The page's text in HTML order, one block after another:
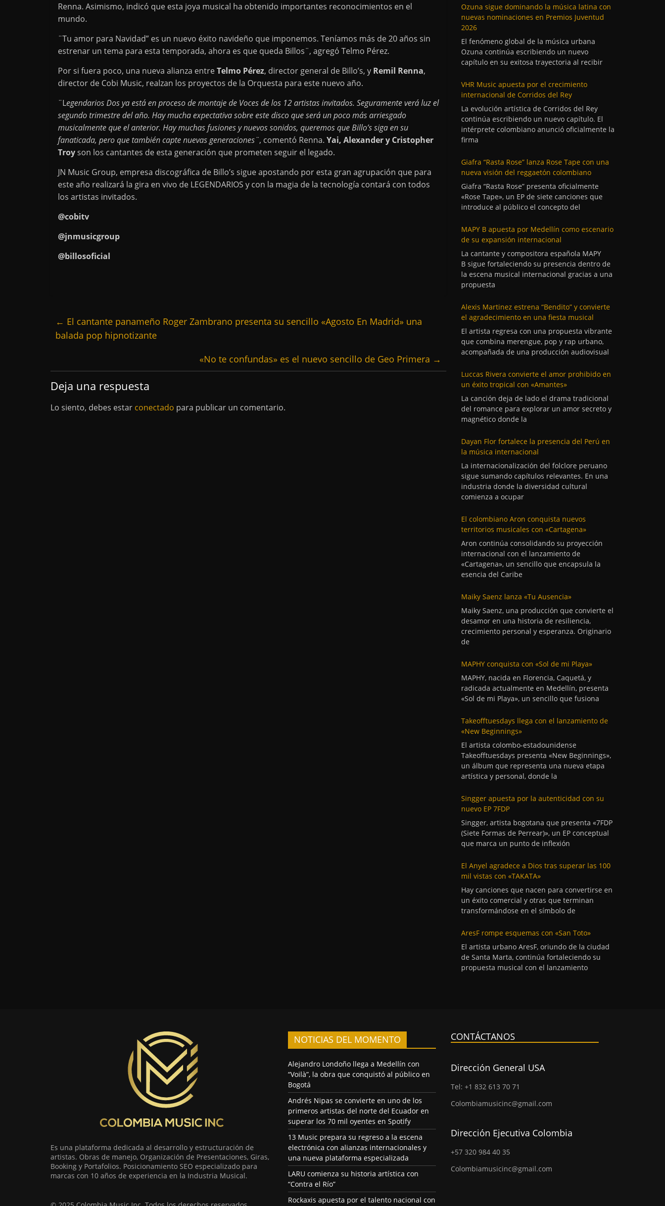
Renna. Asimismo, indicó que esta joya musical ha obtenido importantes reconocimientos en el
mundo.
¨Tu amor para Navidad” es un nuevo éxito navideño que imponemos. Teníamos más de 20 años sin
estrenar un tema para esta temporada, ahora es que queda Billos¨, agregó Telmo Pérez.
Por si fuera poco, una nueva alianza entreTelmo Pérez, director general de Billo’s, y Remil Renna,
director de Cobi Music, realzan los proyectos de la Orquesta para este nuevo año.
¨Legendarios Dos ya está en proceso de montaje de Voces de los 12 artistas invitados. Seguramente verá luz el
segundo trimestre del año. Hay mucha expectativa sobre este disco que será un poco más arriesgado
musicalmente que el anterior. Hay muchas fusiones y nuevos sonidos, queremos que Billo’s siga en su
fanaticada, pero que también capte nuevas generaciones¨, comentó Renna. Yai, Alexander y Cristopher
Troyson los cantantes de esta generación que prometen seguir el legado.
JN Music Group, empresa discográfica de Billo’s sigue apostando por esta gran agrupación que para
este año realizará la gira en vivo de LEGENDARIOS y con la magia de la tecnología contará con todos
los artistas invitados.
@cobitv
@jnmusicgroup
@billosoficial
← El cantante panameño Roger Zambrano presenta su sencillo «Agosto En Madrid» una
balada pop hipnotizante
«No te confundas» es el nuevo sencillo de Geo Primera →
Deja una respuesta
Lo siento, debes estar conectado para publicar un comentario.
Ozuna sigue dominando la música latina con
nuevas nominaciones en Premios Juventud
2026
El fenómeno global de la música urbana
Ozuna continúa escribiendo un nuevo
capítulo en su exitosa trayectoria al recibir
VHR Music apuesta por el crecimiento
internacional de Corridos del Rey
La evolución artística de Corridos del Rey
continúa escribiendo un nuevo capítulo. El
intérprete colombiano anunció oficialmente la
firma
Giafra “Rasta Rose” lanza Rose Tape con una
nueva visión del reggaetón colombiano
Giafra “Rasta Rose” presenta oficialmente
«Rose Tape», un EP de siete canciones que
introduce al público el concepto del
MAPY B apuesta por Medellín como escenario
de su expansión internacional
La cantante y compositora española MAPY
B sigue fortaleciendo su presencia dentro de
la escena musical internacional gracias a una
propuesta
Alexis Martinez estrena “Bendito” y convierte
el agradecimiento en una fiesta musical
El artista regresa con una propuesta vibrante
que combina merengue, pop y rap urbano,
acompañada de una producción audiovisual
Luccas Rivera convierte el amor prohibido en
un éxito tropical con «Amantes»
La canción deja de lado el drama tradicional
del romance para explorar un amor secreto y
magnético donde la
Dayan Flor fortalece la presencia del Perú en
la música internacional
La internacionalización del folclore peruano
sigue sumando capítulos relevantes. En una
industria donde la diversidad cultural
comienza a ocupar
El colombiano Aron conquista nuevos
territorios musicales con «Cartagena»
Aron continúa consolidando su proyección
internacional con el lanzamiento de
«Cartagena», un sencillo que encapsula la
esencia del Caribe
Maiky Saenz lanza «Tu Ausencia»
Maiky Saenz, una producción que convierte el
desamor en una historia de resiliencia,
crecimiento personal y esperanza. Originario
de
MAPHY conquista con «Sol de mi Playa»
MAPHY, nacida en Florencia, Caquetá, y
radicada actualmente en Medellín, presenta
«Sol de mi Playa», un sencillo que fusiona
Takeofftuesdays llega con el lanzamiento de
«New Beginnings»
El artista colombo-estadounidense
Takeofftuesdays presenta «New Beginnings»,
un álbum que representa una nueva etapa
artística y personal, donde la
Singger apuesta por la autenticidad con su
nuevo EP 7FDP
Singger, artista bogotana que presenta «7FDP
(Siete Formas de Perrear)», un EP conceptual
que marca un punto de inflexión
El Anyel agradece a Dios tras superar las 100
mil vistas con «TAKATA»
Hay canciones que nacen para convertirse en
un éxito comercial y otras que terminan
transformándose en el símbolo de
AresF rompe esquemas con «San Toto»
El artista urbano AresF, oriundo de la ciudad
de Santa Marta, continúa fortaleciendo su
propuesta musical con el lanzamiento
Es una plataforma dedicada al desarrollo y estructuración de
artistas. Obras de manejo, Organización de Presentaciones, Giras,
Booking y Portafolios. Posicionamiento SEO especializado para
marcas con 10 años de experiencia en la Industria Musical.
NOTICIAS DEL MOMENTO
Alejandro Londoño llega a Medellín con
“Voilà”, la obra que conquistó al público en
Bogotá
Andrés Nipas se convierte en uno de los
primeros artistas del norte del Ecuador en
superar los 70 mil oyentes en Spotify
13 Music prepara su regreso a la escena
electrónica con alianzas internacionales y
una nueva plataforma especializada
LARU comienza su historia artística con
“Contra el Río”
Rockaxis apuesta por el talento nacional con
CONTÁCTANOS
Dirección General USA
Tel: +1 832 613 70 71
Colombiamusicinc@gmail.com
Dirección Ejecutiva Colombia
+57 320 984 40 35
Colombiamusicinc@gmail.com